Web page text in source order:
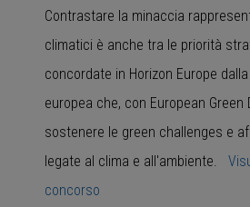
Contrastare la minaccia
climatici è anche tra le priorità
concordate in Horizon Europe
europea che, con European Green
sostenere le green challenges e
legate al clima e all'ambiente.
concorso